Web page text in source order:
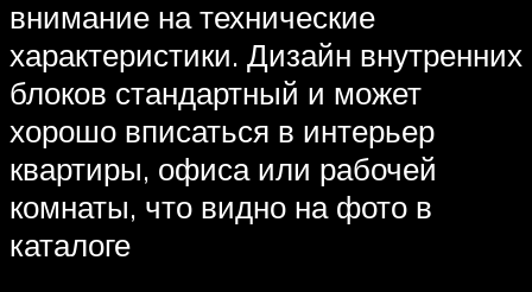
внимание на технические
характеристики. Дизайн внутренних
блоков стандартный и может
хорошо вписаться в интерьер
квартиры, офиса или рабочей
комнаты, что видно на фото в
каталоге